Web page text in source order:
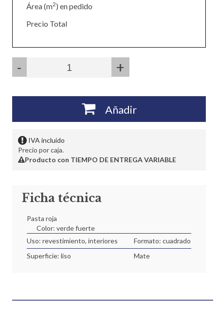
Área (m2) en pedido
Precio Total
- +
Añadir
IVA incluido
Precio por caja.
Producto con TIEMPO DE ENTREGA VARIABLE
Ficha técnica
Pasta roja
Color: verde fuerte
Uso: revestimiento, interiores
Formato: cuadrado
Superficie: liso
Mate